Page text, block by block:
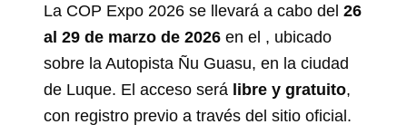
La COP Expo 2026 se llevará a cabo del 26
al 29 de marzo de 2026en el , ubicado
sobre la Autopista Ñu Guasu, en la ciudad
de Luque. El acceso será libre y gratuito,
con registro previo a través del sitio oficial.